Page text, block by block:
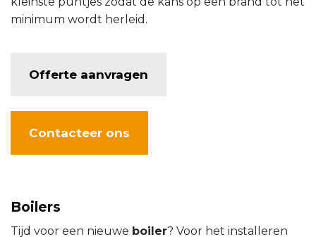
minimum wordt herleid.
Offerte aanvragen
Contacteer ons
Boilers
Tijd voor een nieuwe boiler? Voor het installeren